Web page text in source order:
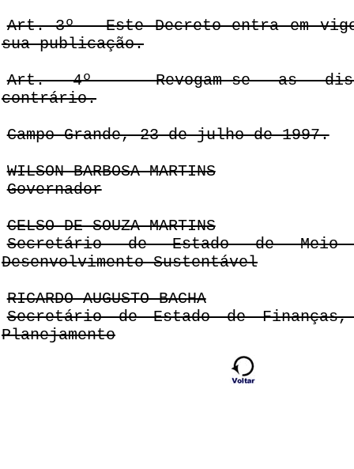
Art. 3º - Este Decreto entra em
sua publicação.
Art. 4º - Revogam-se as
contrário.
Campo Grande, 23 de julho de 1997.
WILSON BARBOSA MARTINS
Governador
CELSO DE SOUZA MARTINS
Secretário de Estado de Meio
Desenvolvimento Sustentável
RICARDO AUGUSTO BACHA
Secretário de Estado de Finanças,
Planejamento